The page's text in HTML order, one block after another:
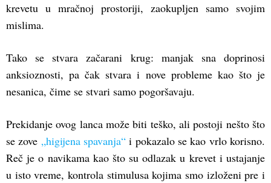
krevetu u mračnoj prostoriji, zaokupljen samo svojim
mislima.
Tako se stvara začarani krug: manjak sna doprinosi
anksioznosti, pa čak stvara i nove probleme kao što je
nesanica, čime se stvari samo pogoršavaju.
Prekidanje ovog lanca može biti teško, ali postoji nešto što
se zove „higijena spavanja“ i pokazalo se kao vrlo korisno.
Reč je o navikama kao što su odlazak u krevet i ustajanje
u isto vreme, kontrola stimulusa kojima smo izloženi pre i